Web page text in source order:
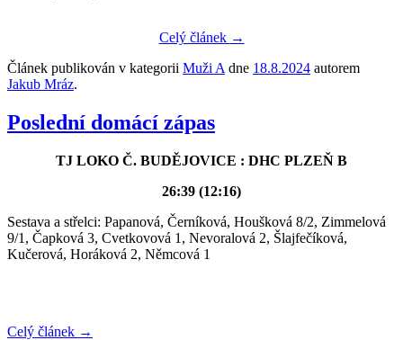
Celý článek →
Článek publikován v kategorii Muži A dne 18.8.2024 autorem
Jakub Mráz.
Poslední domácí zápas
TJ LOKO Č. BUDĚJOVICE : DHC PLZEŇ B
26:39 (12:16)
Sestava a střelci: Papanová, Černíková, Houšková 8/2, Zimmelová
9/1, Čapková 3, Cvetkovová 1, Nevoralová 2, Šlajfečíková,
Kučerová, Horáková 2, Němcová 1
Celý článek →